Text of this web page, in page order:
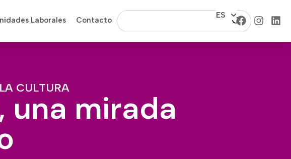
Laborales Contacto
ES
CULTURA
una mirada